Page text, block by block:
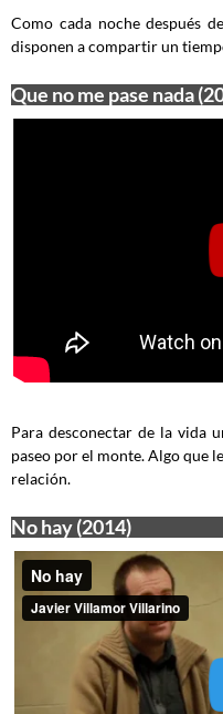
Como cada noche después
disponen a compartir un
Que no me pase nada
Para desconectar de la vida
paseo por el monte. Algo que
relación.
No hay (2014)